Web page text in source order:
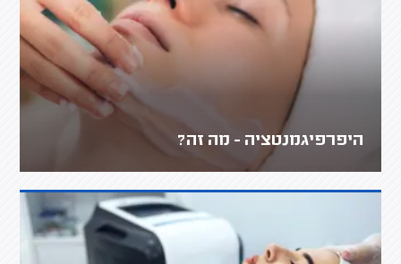
היפרפיגמנטציה - מה זה?